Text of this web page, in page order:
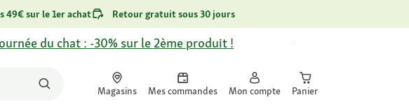
49€ sur le 1er achat Retour gratuit sous 30 jours
du chat : -30% sur le 2ème produit !
Magasins Mes commandes Mon compte Panier